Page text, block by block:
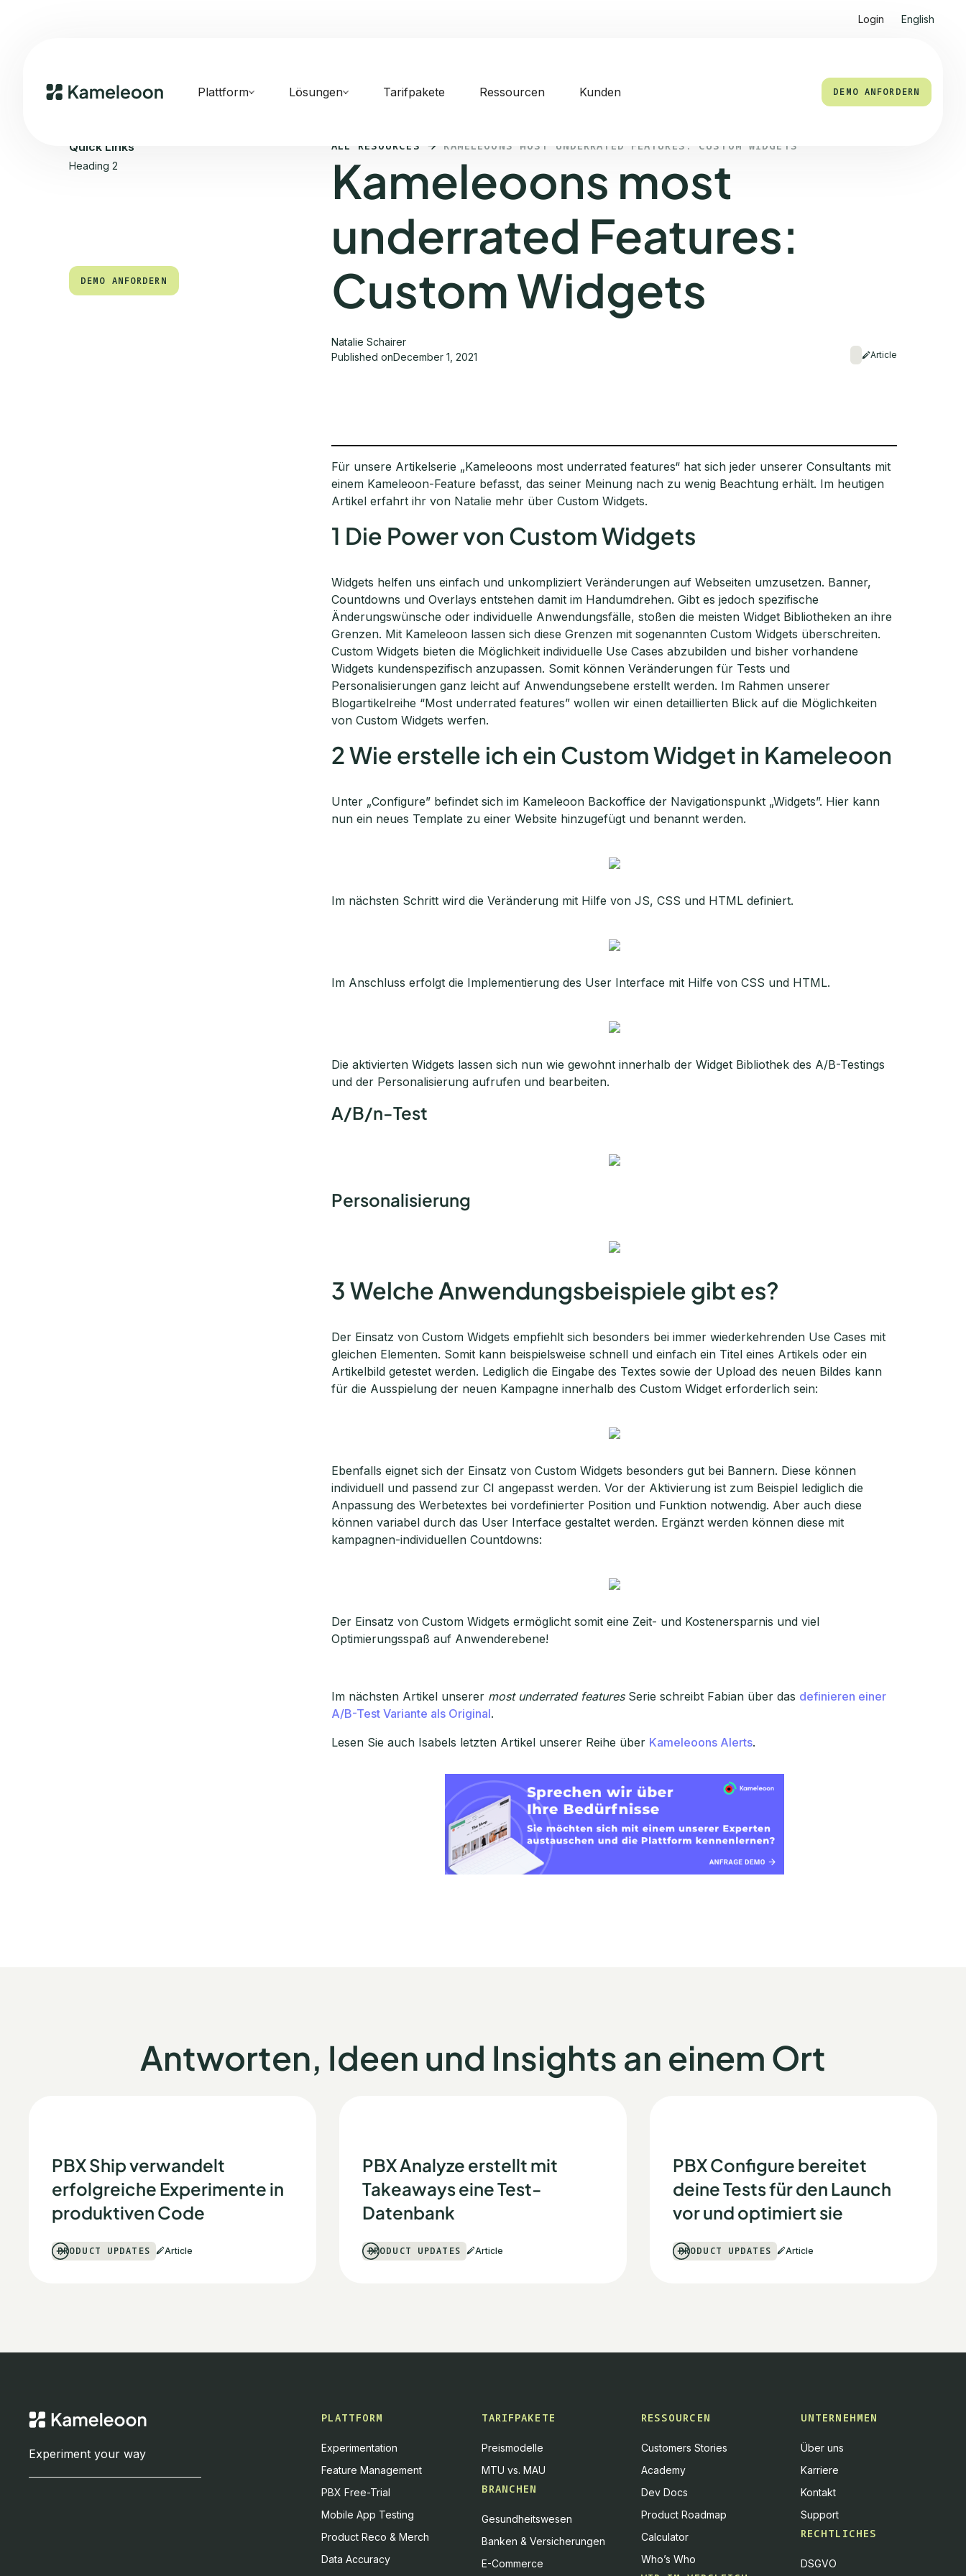
Login English
Plattform Lösungen Tarifpakete Ressourcen Kunden DEMO ANFORDERN
Quick Links
Heading 2
DEMO ANFORDERN
ALL RESOURCES KAMELEOONS MOST UNDERRATED FEATURES: CUSTOM WIDGETS
Kameleoons most
underrated Features:
Custom Widgets
Natalie Schairer
Published onDecember 1, 2021 Article
Für unsere Artikelserie „Kameleoons most underrated features“ hat sich jeder unserer Consultants mit
einem Kameleoon-Feature befasst, das seiner Meinung nach zu wenig Beachtung erhält. Im heutigen
Artikel erfahrt ihr von Natalie mehr über Custom Widgets.
1 Die Power von Custom Widgets
Widgets helfen uns einfach und unkompliziert Veränderungen auf Webseiten umzusetzen. Banner,
Countdowns und Overlays entstehen damit im Handumdrehen. Gibt es jedoch spezifische
Änderungswünsche oder individuelle Anwendungsfälle, stoßen die meisten Widget Bibliotheken an ihre
Grenzen. Mit Kameleoon lassen sich diese Grenzen mit sogenannten Custom Widgets überschreiten.
Custom Widgets bieten die Möglichkeit individuelle Use Cases abzubilden und bisher vorhandene
Widgets kundenspezifisch anzupassen. Somit können Veränderungen für Tests und
Personalisierungen ganz leicht auf Anwendungsebene erstellt werden. Im Rahmen unserer
Blogartikelreihe “Most underrated features” wollen wir einen detaillierten Blick auf die Möglichkeiten
von Custom Widgets werfen.
2 Wie erstelle ich ein Custom Widget in Kameleoon
Unter „Configure” befindet sich im Kameleoon Backoffice der Navigationspunkt „Widgets”. Hier kann
nun ein neues Template zu einer Website hinzugefügt und benannt werden.
Im nächsten Schritt wird die Veränderung mit Hilfe von JS, CSS und HTML definiert.
Im Anschluss erfolgt die Implementierung des User Interface mit Hilfe von CSS und HTML.
Die aktivierten Widgets lassen sich nun wie gewohnt innerhalb der Widget Bibliothek des A/B-Testings
und der Personalisierung aufrufen und bearbeiten.
A/B/n-Test
Personalisierung
3 Welche Anwendungsbeispiele gibt es?
Der Einsatz von Custom Widgets empfiehlt sich besonders bei immer wiederkehrenden Use Cases mit
gleichen Elementen. Somit kann beispielsweise schnell und einfach ein Titel eines Artikels oder ein
Artikelbild getestet werden. Lediglich die Eingabe des Textes sowie der Upload des neuen Bildes kann
für die Ausspielung der neuen Kampagne innerhalb des Custom Widget erforderlich sein:
Ebenfalls eignet sich der Einsatz von Custom Widgets besonders gut bei Bannern. Diese können
individuell und passend zur CI angepasst werden. Vor der Aktivierung ist zum Beispiel lediglich die
Anpassung des Werbetextes bei vordefinierter Position und Funktion notwendig. Aber auch diese
können variabel durch das User Interface gestaltet werden. Ergänzt werden können diese mit
kampagnen-individuellen Countdowns:
Der Einsatz von Custom Widgets ermöglicht somit eine Zeit- und Kostenersparnis und viel
Optimierungsspaß auf Anwenderebene!
Im nächsten Artikel unserer most underrated featuresSerie schreibt Fabian über das definieren einer
A/B-Test Variante als Original.
Lesen Sie auch Isabels letzten Artikel unserer Reihe über Kameleoons Alerts.
Antworten, Ideen und Insights an einem Ort
PBX Ship verwandelt
erfolgreiche Experimente in
produktiven Code
PRODUCT UPDATES Article
PBX Analyze erstellt mit
Takeaways eine Test-
Datenbank
PRODUCT UPDATES Article
PBX Configure bereitet
deine Tests für den Launch
vor und optimiert sie
PRODUCT UPDATES Article
Experiment your way
PLATTFORM
Experimentation
Feature Management
PBX Free-Trial
Mobile App Testing
Product Reco & Merch
Data Accuracy
TARIFPAKETE
Preismodelle
MTU vs. MAU
BRANCHEN
Gesundheitswesen
Banken & Versicherungen
E-Commerce
RESSOURCEN
Customers Stories
Academy
Dev Docs
Product Roadmap
Calculator
Who’s Who
UNTERNEHMEN
Über uns
Karriere
Kontakt
Support
RECHTLICHES
DSGVO